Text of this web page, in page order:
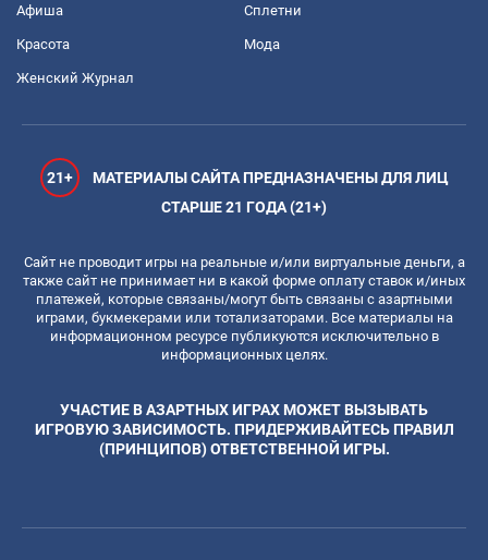
Афиша Сплетни
Красота Мода
Женский Журнал
21+
МАТЕРИАЛЫ САЙТА ПРЕДНАЗНАЧЕНЫ ДЛЯ ЛИЦ
СТАРШЕ 21 ГОДА (21+)
Сайт не проводит игры на реальные и/или виртуальные деньги, а
также сайт не принимает ни в какой форме оплату ставок и/иных
платежей, которые связаны/могут быть связаны с азартными
играми, букмекерами или тотализаторами. Все материалы на
информационном ресурсе публикуются исключительно в
информационных целях.
УЧАСТИЕ В АЗАРТНЫХ ИГРАХ МОЖЕТ ВЫЗЫВАТЬ
ИГРОВУЮ ЗАВИСИМОСТЬ. ПРИДЕРЖИВАЙТЕСЬ ПРАВИЛ
(ПРИНЦИПОВ) ОТВЕТСТВЕННОЙ ИГРЫ.